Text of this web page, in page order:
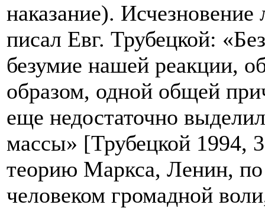
наказание).
писал Евг. Трубецкой:
безумие нашей реакции,
образом, одной общей
еще недостаточно
массы» [Трубецкой 1994,
теорию Маркса, Ленин,
человеком громадной